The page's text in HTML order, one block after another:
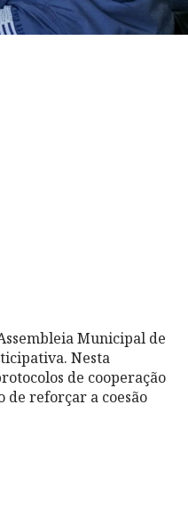
Municipal de
Nesta
de cooperação
de reforçar a coesão